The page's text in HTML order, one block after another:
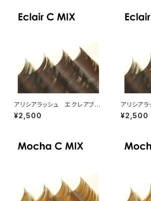
アリシアラッシュ エクレアブラ
ウンCカールMIX
¥2,500
アリシア
ウンDカー
¥2,500